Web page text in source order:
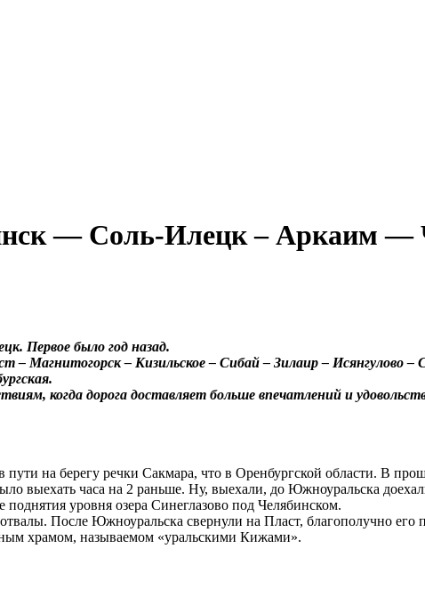
— Соль-Илецк – Аркаим —
Первое было год назад.
Магнитогорск – Кизильское – Сибай – Зилаир – Исянгулово –
когда дорога доставляет больше впечатлений и
на берегу речки Сакмара, что в Оренбургской области. В
выехать часа на 2 раньше. Ну, выехали, до Южноуральска
поднятия уровня озера Синеглазово под Челябинском.
После Южноуральска свернули на Пласт, благополучно его
храмом, называемом «уральскими Кижами».